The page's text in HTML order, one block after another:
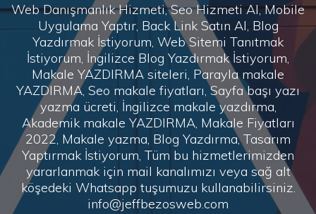
Web Danışmanlık Hizmeti, Seo Hizmeti Al, Mobile
Uygulama Yaptır, Back Link Satın Al, Blog
Yazdırmak İstiyorum, Web Sitemi Tanıtmak
İstiyorum, İngilizce Blog Yazdırmak İstiyorum,
Makale YAZDIRMA siteleri, Parayla makale
YAZDIRMA, Seo makale fiyatları, Sayfa başı yazı
yazma ücreti, İngilizce makale yazdırma,
Akademik makale YAZDIRMA, Makale Fiyatları
2022, Makale yazma, Blog Yazdırma, Tasarım
Yaptırmak İstiyorum, Tüm bu hizmetlerimizden
yararlanmak için mail kanalımızı veya sağ alt
köşedeki Whatsapp tuşumuzu kullanabilirsiniz.
info@jeffbezosweb.com